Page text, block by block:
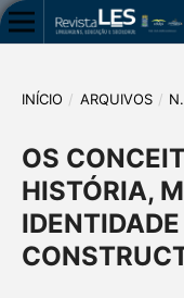
INÍCIO / ARQUIVOS /
OS
HISTÓRIA,